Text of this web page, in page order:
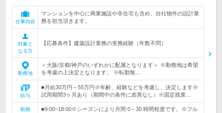
仕事内容
マンションを中心に商業施設や非住宅も含め、自社物件の設計業
務を担当頂きます。
対象と
なる方
【応募条件】建築設計業務の実務経験（年数不問）
勤務地
＜大阪/京都/神戸のいずれかに配属となります＞ ※勤務地は希望
を考慮の上決定となります。 ※転勤無…
給与
■月給30万円～55万円※年齢、経験などを考慮し、決定します※
試用期間3ヶ月あり（期間中の条件に差異なし）※固定残業…
勤務
■9:00~18:00※シーズンにより月間 0～30 時間程度です。※フル